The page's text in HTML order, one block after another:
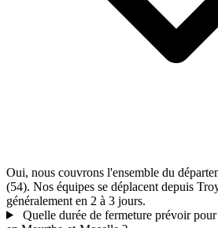
Oui, nous couvrons l'ensemble du
(54). Nos équipes se déplacent depuis
généralement en 2 à 3 jours.
Quelle durée de fermeture prévoir